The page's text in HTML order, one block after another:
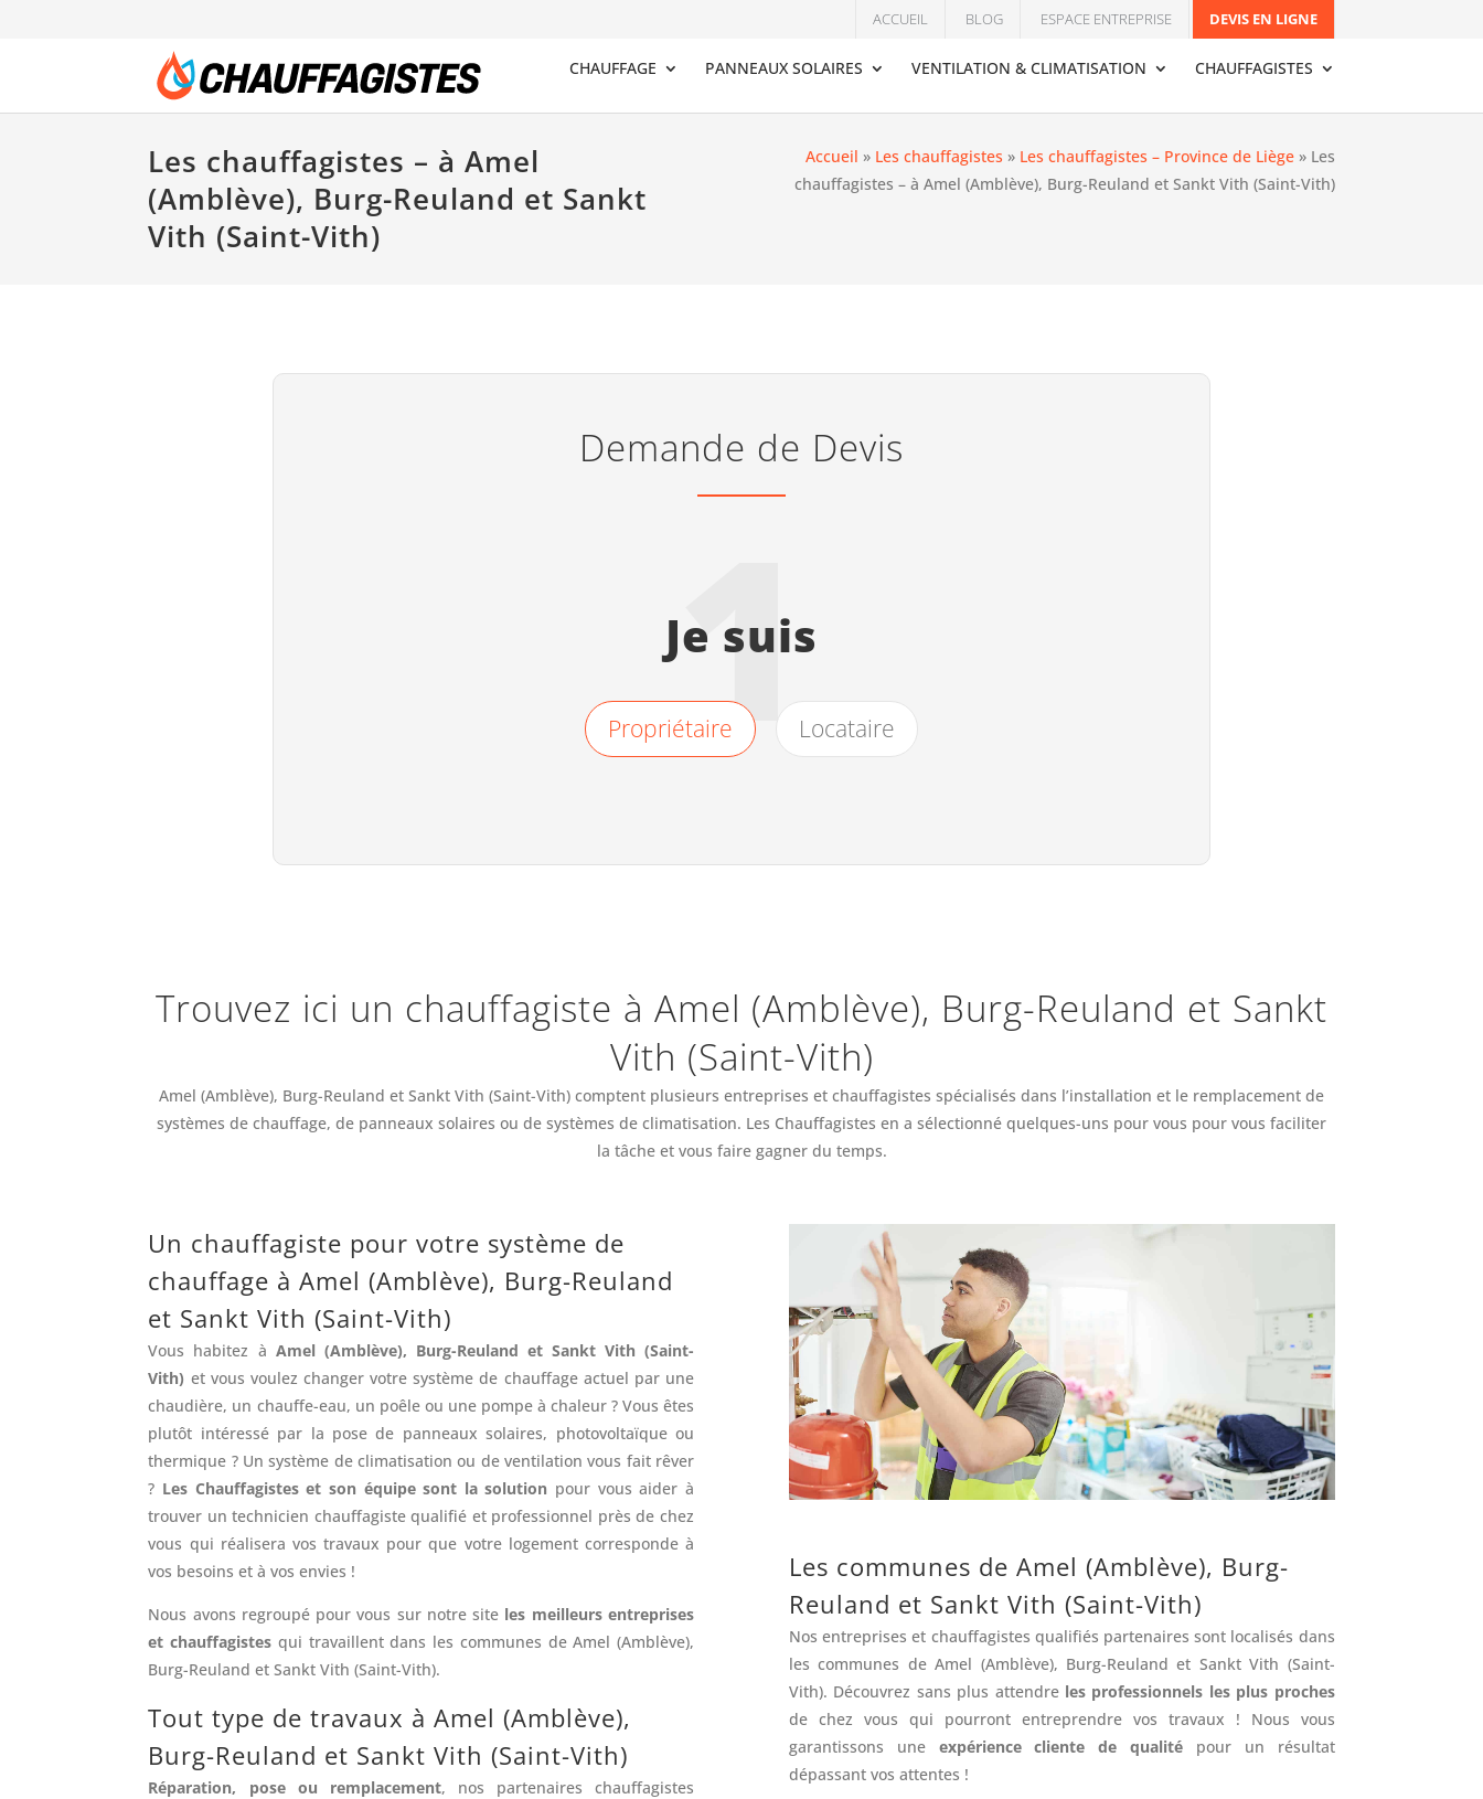
ACCUEIL BLOG ESPACE ENTREPRISE DEVIS EN LIGNE
CHAUFFAGE PANNEAUX SOLAIRES VENTILATION & CLIMATISATION CHAUFFAGISTES
Les chauffagistes – à Amel
(Amblève), Burg-Reuland et Sankt
Vith (Saint-Vith)
Accueil » Les chauffagistes » Les chauffagistes – Province de Liège» Les
chauffagistes – à Amel (Amblève), Burg-Reuland et Sankt Vith (Saint-Vith)
Demande de Devis
1
Je suis
Propriétaire Locataire
Trouvez ici un chauffagiste à Amel (Amblève), Burg-Reuland et Sankt
Vith (Saint-Vith)
Amel (Amblève), Burg-Reuland et Sankt Vith (Saint-Vith) comptent plusieurs entreprises et chauffagistes spécialisés dans l’installation et le remplacement de
systèmes de chauffage, de panneaux solaires ou de systèmes de climatisation. Les Chauffagistes en a sélectionné quelques-uns pour vous pour vous faciliter
la tâche et vous faire gagner du temps.
Un chauffagiste pour votre système de
chauffage à Amel (Amblève), Burg-Reuland
et Sankt Vith (Saint-Vith)
Vous habitez à Amel (Amblève), Burg-Reuland et Sankt Vith (Saint-
Vith) et vous voulez changer votre système de chauffage actuel par une
chaudière, un chauffe-eau, un poêle ou une pompe à chaleur ? Vous êtes
plutôt intéressé par la pose de panneaux solaires, photovoltaïque ou
thermique ? Un système de climatisation ou de ventilation vous fait rêver
? Les Chauffagistes et son équipe sont la solution pour vous aider à
trouver un technicien chauffagiste qualifié et professionnel près de chez
vous qui réalisera vos travaux pour que votre logement corresponde à
vos besoins et à vos envies !
Nous avons regroupé pour vous sur notre site les meilleurs entreprises
et chauffagistes qui travaillent dans les communes de Amel (Amblève),
Burg-Reuland et Sankt Vith (Saint-Vith).
Tout type de travaux à Amel (Amblève),
Burg-Reuland et Sankt Vith (Saint-Vith)
Réparation, pose ou remplacement, nos partenaires chauffagistes
Les communes de Amel (Amblève), Burg-
Reuland et Sankt Vith (Saint-Vith)
Nos entreprises et chauffagistes qualifiés partenaires sont localisés dans
les communes de Amel (Amblève), Burg-Reuland et Sankt Vith (Saint-
Vith). Découvrez sans plus attendreles professionnels les plus proches
de chez vous qui pourront entreprendre vos travaux ! Nous vous
garantissons une expérience cliente de qualité pour un résultat
dépassant vos attentes !